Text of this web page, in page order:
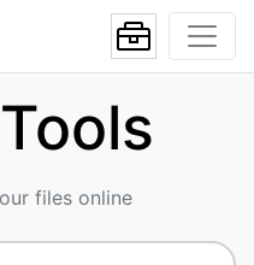
files online